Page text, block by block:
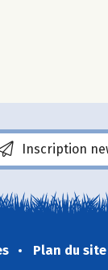
Inscription
Plan du site